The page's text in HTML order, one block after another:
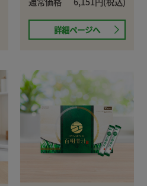
詳細ページへ